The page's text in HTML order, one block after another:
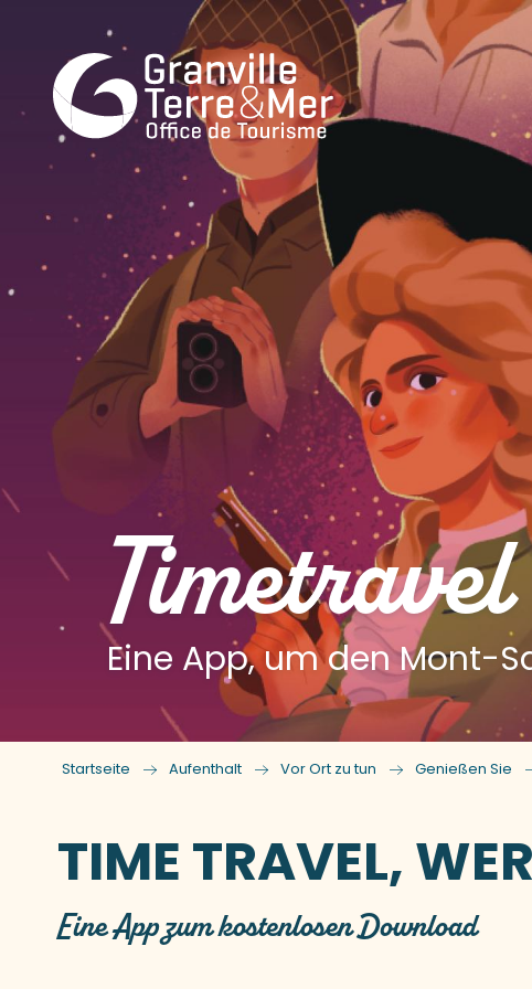
Timetravel
Eine App, um den Mont-
Startseite Aufenthalt Vor Ort zu tun Genießen Sie
TIME TRAVEL,
Eine App zum kostenlosen Download